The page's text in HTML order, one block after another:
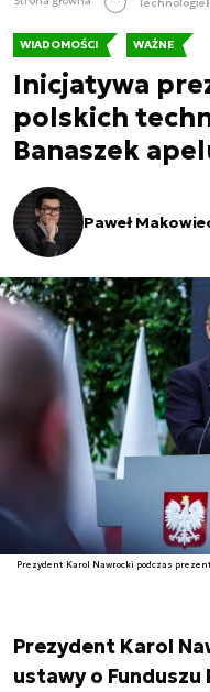
WIADOMOŚCI WAŻNE
Inicjatywa
polskich
Banaszek
Paweł
Prezydent Karol Nawrocki podczas
Prezydent Karol
ustawy o